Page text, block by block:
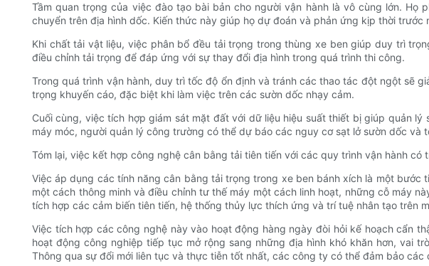
Tầm quan trọng của việc đào tạo bài bản cho người vận hành là vô cùng lớn.
chuyển trên địa hình dốc. Kiến thức này giúp họ dự đoán và phản ứng kịp thời trước
Khi chất tải vật liệu, việc phân bổ đều tải trọng trong thùng xe ben giúp duy trì
điều chỉnh tải trọng để đáp ứng với sự thay đổi địa hình trong quá trình thi công.
Trong quá trình vận hành, duy trì tốc độ ổn định và tránh các thao tác đột ngột sẽ
trọng khuyến cáo, đặc biệt khi làm việc trên các sườn dốc nhạy cảm.
Cuối cùng, việc tích hợp giám sát mặt đất với dữ liệu hiệu suất thiết bị giúp quản
máy móc, người quản lý công trường có thể dự báo các nguy cơ sạt lở sườn dốc và
Tóm lại, việc kết hợp công nghệ cân bằng tải tiên tiến với các quy trình vận hành
Việc áp dụng các tính năng cân bằng tải trọng trong xe ben bánh xích là một
một cách thông minh và điều chỉnh tư thế máy một cách linh hoạt, những cỗ máy
tích hợp các cảm biến tiên tiến, hệ thống thủy lực thích ứng và trí tuệ nhân tạo
Việc tích hợp các công nghệ này vào hoạt động hàng ngày đòi hỏi kế hoạch cẩn
hoạt động công nghiệp tiếp tục mở rộng sang những địa hình khó khăn hơn, vai
Thông qua sự đổi mới liên tục và thực tiễn tốt nhất, các công ty có thể đảm bảo